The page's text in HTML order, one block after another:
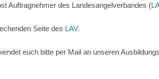
Auftragnehmer des Landesangelverbandes (
Seite des LAV.
euch bitte per Mail an unseren